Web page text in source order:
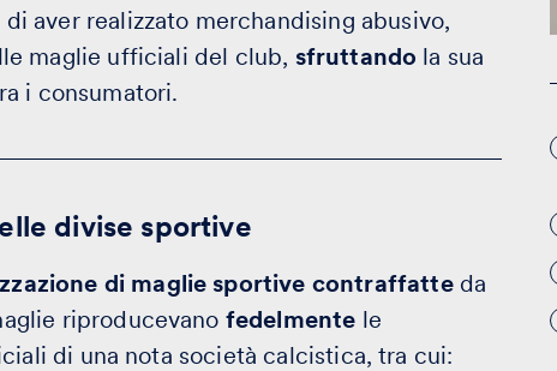
aver realizzato merchandising abusivo,
maglie ufficiali del club, sfruttando la sua
i consumatori.
divise sportive
di maglie sportive contraffatteda
riproducevano fedelmente le
di una nota società calcistica, tra cui: